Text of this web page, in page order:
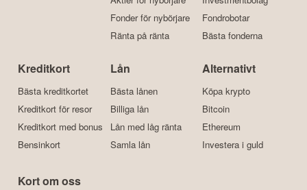
Fonder för nybörjare
Ränta på ränta
Fondrobotar
Bästa fonderna
Kreditkort
Bästa kreditkortet
Kreditkort för resor
Kreditkort med bonus
Bensinkort
Lån
Bästa lånen
Billiga lån
Lån med låg ränta
Samla lån
Alternativt
Köpa krypto
Bitcoin
Ethereum
Investera i guld
Kort om oss